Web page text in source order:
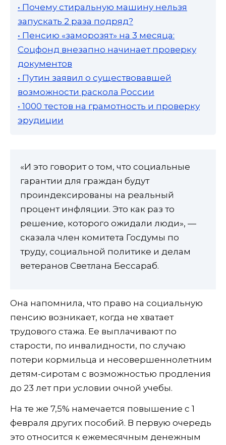
• Почему стиральную машину нельзя
запускать 2 раза подряд?
• Пенсию «заморозят» на 3 месяца:
Соцфонд внезапно начинает проверку
документов
• Путин заявил о существовавшей
возможности раскола России
• 1000 тестов на грамотность и проверку
эрудиции
«И это говорит о том, что социальные
гарантии для граждан будут
проиндексированы на реальный
процент инфляции. Это как раз то
решение, которого ожидали люди», —
сказала член комитета Госдумы по
труду, социальной политике и делам
ветеранов Светлана Бессараб.
Она напомнила, что право на социальную
пенсию возникает, когда не хватает
трудового стажа. Ее выплачивают по
старости, по инвалидности, по случаю
потери кормильца и несовершеннолетним
детям-сиротам с возможностью продления
до 23 лет при условии очной учебы.
На те же 7,5% намечается повышение с 1
февраля других пособий. В первую очередь
это относится к ежемесячным денежным